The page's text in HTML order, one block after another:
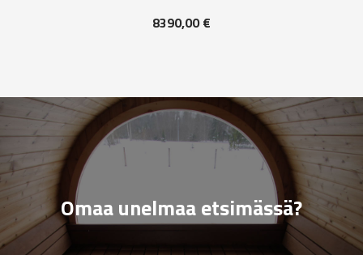
8390,00€
Omaa unelmaa etsimässä?